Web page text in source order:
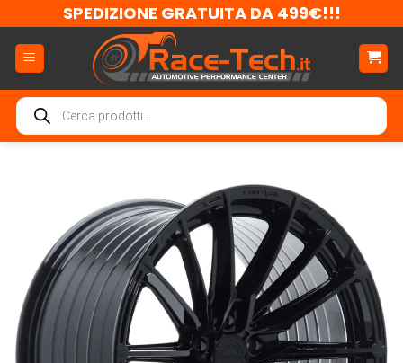
ai
contenuti
SPEDIZIONE GRATUITA DA 499€!!!
Ricerca
prodotti